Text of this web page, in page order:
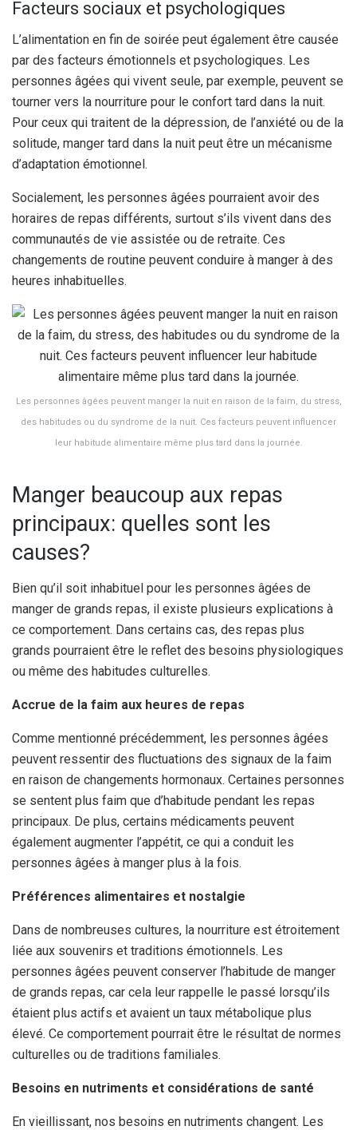
Facteurs sociaux et psychologiques
L’alimentation en fin de soirée peut également être causée
par des facteurs émotionnels et psychologiques. Les
personnes âgées qui vivent seule, par exemple, peuvent se
tourner vers la nourriture pour le confort tard dans la nuit.
Pour ceux qui traitent de la dépression, de l’anxiété ou de la
solitude, manger tard dans la nuit peut être un mécanisme
d’adaptation émotionnel.
Socialement, les personnes âgées pourraient avoir des
horaires de repas différents, surtout s’ils vivent dans des
communautés de vie assistée ou de retraite. Ces
changements de routine peuvent conduire à manger à des
heures inhabituelles.
Les personnes âgées peuvent manger la nuit en raison de la faim, du stress,
des habitudes ou du syndrome de la nuit. Ces facteurs peuvent influencer
leur habitude alimentaire même plus tard dans la journée.
Manger beaucoup aux repas
principaux: quelles sont les
causes?
Bien qu’il soit inhabituel pour les personnes âgées de
manger de grands repas, il existe plusieurs explications à
ce comportement. Dans certains cas, des repas plus
grands pourraient être le reflet des besoins physiologiques
ou même des habitudes culturelles.
Accrue de la faim aux heures de repas
Comme mentionné précédemment, les personnes âgées
peuvent ressentir des fluctuations des signaux de la faim
en raison de changements hormonaux. Certaines personnes
se sentent plus faim que d’habitude pendant les repas
principaux. De plus, certains médicaments peuvent
également augmenter l’appétit, ce qui a conduit les
personnes âgées à manger plus à la fois.
Préférences alimentaires et nostalgie
Dans de nombreuses cultures, la nourriture est étroitement
liée aux souvenirs et traditions émotionnels. Les
personnes âgées peuvent conserver l’habitude de manger
de grands repas, car cela leur rappelle le passé lorsqu’ils
étaient plus actifs et avaient un taux métabolique plus
élevé. Ce comportement pourrait être le résultat de normes
culturelles ou de traditions familiales.
Besoins en nutriments et considérations de santé
En vieillissant, nos besoins en nutriments changent. Les